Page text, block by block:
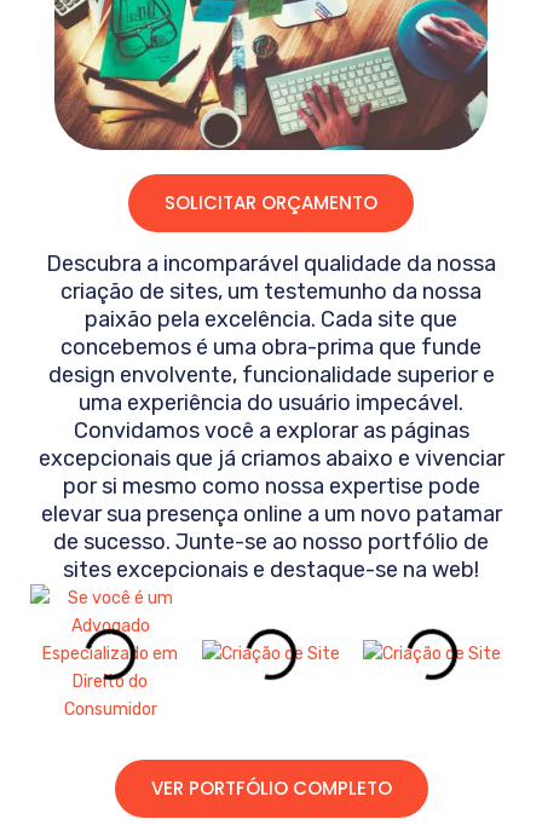
SOLICITAR ORÇAMENTO
Descubra a incomparável qualidade da nossa
criação de sites, um testemunho da nossa
paixão pela excelência. Cada site que
concebemos é uma obra-prima que funde
design envolvente, funcionalidade superior e
uma experiência do usuário impecável.
Convidamos você a explorar as páginas
excepcionais que já criamos abaixo e vivenciar
por si mesmo como nossa expertise pode
elevar sua presença online a um novo patamar
de sucesso. Junte-se ao nosso portfólio de
sites excepcionais e destaque-se na web!
VER PORTFÓLIO COMPLETO